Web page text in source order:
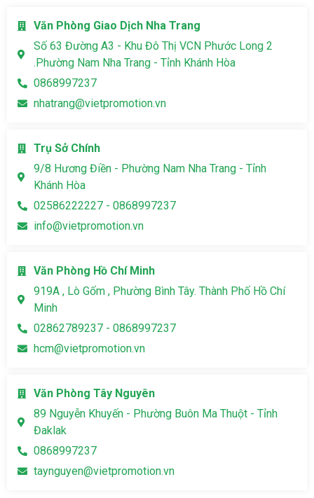
Văn Phòng Giao Dịch Nha Trang
Số 63 Đường A3 - Khu Đô Thị VCN Phước Long 2
.Phường Nam Nha Trang - Tỉnh Khánh Hòa
0868997237
nhatrang@vietpromotion.vn
Trụ Sở Chính
9/8 Hương Điền - Phường Nam Nha Trang - Tỉnh
Khánh Hòa
02586222227 - 0868997237
info@vietpromotion.vn
Văn Phòng Hồ Chí Minh
919A , Lò Gốm , Phường Bình Tây. Thành Phố Hồ Chí
Minh
02862789237 - 0868997237
hcm@vietpromotion.vn
Văn Phòng Tây Nguyên
89 Nguyễn Khuyến - Phường Buôn Ma Thuột - Tỉnh
Đaklak
0868997237
taynguyen@vietpromotion.vn